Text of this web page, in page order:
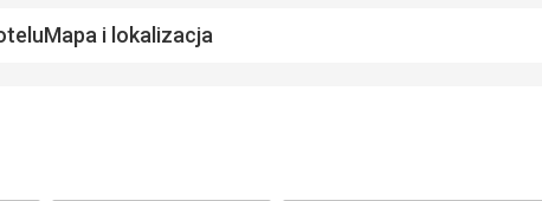
Mapa i lokalizacja